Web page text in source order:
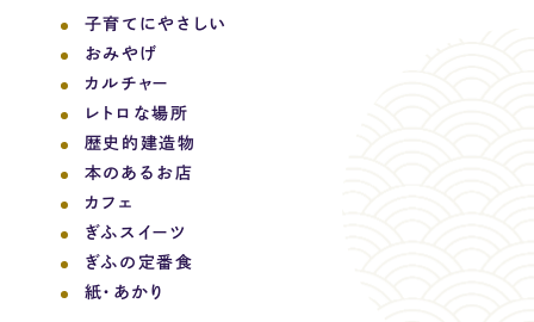
子育てにやさしい
おみやげ
カルチャー
レトロな場所
歴史的建造物
本のあるお店
カフェ
ぎふスイーツ
ぎふの定番食
紙・あかり